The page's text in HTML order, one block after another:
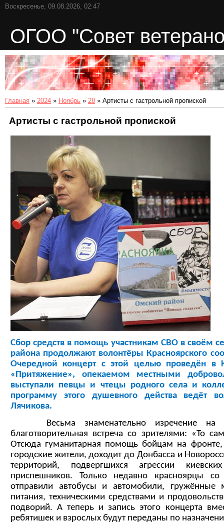
Воскресенье, 09.08.2026, 02:47
ОГОО "Совет
Главная » 2024 » Ноябрь » 28 » Артисты с гастрольной пропиской
Артисты с гастрольной пропиской
Сбор средств в помощь участникам СВО в своём
района продолжают волонтёры Красноярского
Очередной концерт с этой целью проведён в
«Притяжение», опекаемом местными
выступали певцы и чтецы родного села и
программу этого душевного действа ведёт
Лячикова.
Весьма знаменательно изречение на
благотворительная встреча со зрителями: «То
Отсюда гуманитарная помощь бойцам на фронте,
городские жители, доходит до Донбасса и
территорий, подвергшихся агрессии
приспешников. Только недавно красноярцы
отправили автобусы и автомобили, гружённые
питания, техническими средствами и
подворий. А теперь и запись этого концерта
ребятишек и взрослых будут переданы по